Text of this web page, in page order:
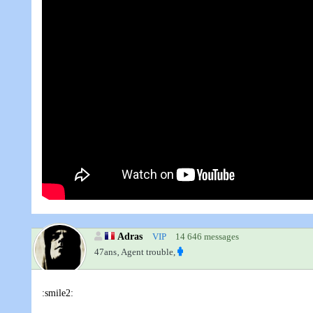
Adras VIP 14 646 messages
47ans‚ Agent trouble,
:smile2: